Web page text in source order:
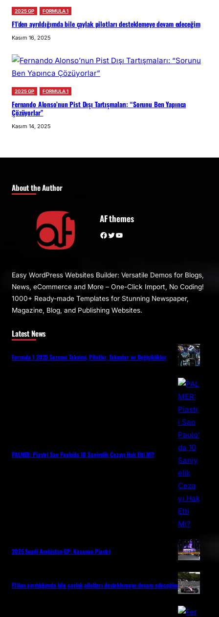
2025 GP FORMULA 1
F1’den ayrıldığımda bile çaylak pilotları desteklemeye devam edeceğim
Kasım 16, 2025
2025 GP FORMULA 1
Fernando Alonso’nun Pist Dışı Tartışmaları: “Sorunu Ben Yapınca
Çözüyorlar”
Kasım 14, 2025
About the Author
AF themes
Facebook Twitter YouTube
Easy WordPress Websites Builder: Versatile Demos for Blogs,
News, eCommerce and More – One-Click Import, No Coding!
1000+ Ready-made Templates for Stunning Newspaper,
Magazine, Blog, and Publishing Websites.
Latest News
Formula 1 2025 Sezonu: Takvimi, Pilotlar, Takımlar ve Değişiklikler
PALMER: Piastri Sao Paulo’da 10 Saniyelik Cezayı Hak Etti Mi?
2025 Suudi Arabistan GP: Kazanan Piastri
F1’den ayrıldığımda bile çaylak pilotları desteklemeye devam edeceğim